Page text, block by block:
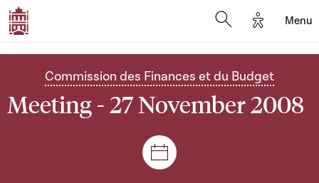
Options
Menu
Commission des Finances et du Budget
Meeting - 27 November 2008
Sessions and meetings